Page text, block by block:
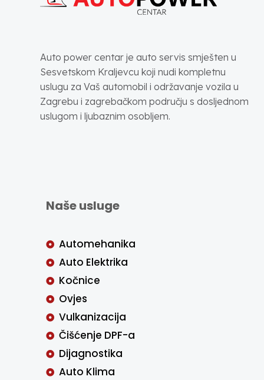
Auto power centar je auto servis smješten u
Sesvetskom Kraljevcu koji nudi kompletnu
uslugu za Vaš automobil i održavanje vozila u
Zagrebu i zagrebačkom području s dosljednom
uslugom i ljubaznim osobljem.
Naše usluge
Automehanika
Auto Elektrika
Kočnice
Ovjes
Vulkanizacija
Čišćenje DPF-a
Dijagnostika
Auto Klima